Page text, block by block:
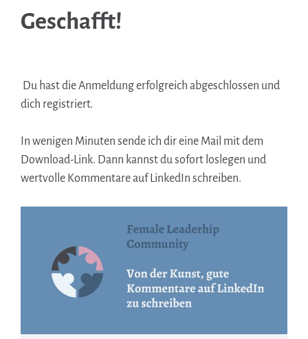
Geschafft!
Du hast die Anmeldung erfolgreich abgeschlossen und
dich registriert.
In wenigen Minuten sende ich dir eine Mail mit dem
Download-Link. Dann kannst du sofort loslegen und
wertvolle Kommentare auf LinkedIn schreiben.